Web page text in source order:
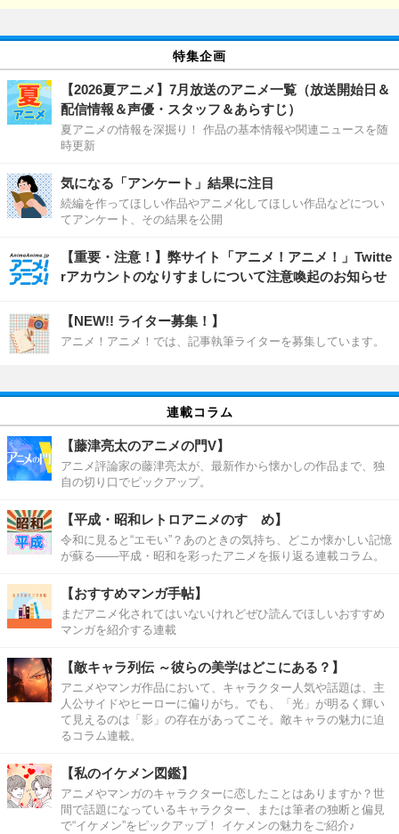
特集企画
【2026夏アニメ】7月放送のアニメ一覧（放送開始日＆
配信情報＆声優・スタッフ＆あらすじ）
夏アニメの情報を深掘り！ 作品の基本情報や関連ニュースを随
時更新
気になる「アンケート」結果に注目
続編を作ってほしい作品やアニメ化してほしい作品などについ
てアンケート、その結果を公開
【重要・注意！】弊サイト「アニメ！アニメ！」Twitte
rアカウントのなりすましについて注意喚起のお知らせ
【NEW!! ライター募集！】
アニメ！アニメ！では、記事執筆ライターを募集しています。
連載コラム
【藤津亮太のアニメの門V】
アニメ評論家の藤津亮太が、最新作から懐かしの作品まで、独
自の切り口でピックアップ。
【平成・昭和レトロアニメのすゝめ】
令和に見ると“エモい”？あのときの気持ち、どこか懐かしい記憶
が蘇る――平成・昭和を彩ったアニメを振り返る連載コラム。
【おすすめマンガ手帖】
まだアニメ化されてはいないけれどぜひ読んでほしいおすすめ
マンガを紹介する連載
【敵キャラ列伝 ～彼らの美学はどこにある？】
アニメやマンガ作品において、キャラクター人気や話題は、主
人公サイドやヒーローに偏りがち。でも、「光」が明るく輝い
て見えるのは「影」の存在があってこそ。敵キャラの魅力に迫
るコラム連載。
【私のイケメン図鑑】
アニメやマンガのキャラクターに恋したことはありますか？世
間で話題になっているキャラクター、または筆者の独断と偏見
で“イケメン”をピックアップ！ イケメンの魅力をご紹介♪